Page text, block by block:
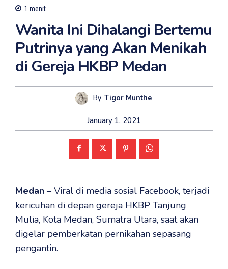
1 menit
Wanita Ini Dihalangi Bertemu
Putrinya yang Akan Menikah
di Gereja HKBP Medan
By Tigor Munthe
January 1, 2021
Medan – Viral di media sosial Facebook, terjadi
kericuhan di depan gereja HKBP Tanjung
Mulia, Kota Medan, Sumatra Utara, saat akan
digelar pemberkatan pernikahan sepasang
pengantin.